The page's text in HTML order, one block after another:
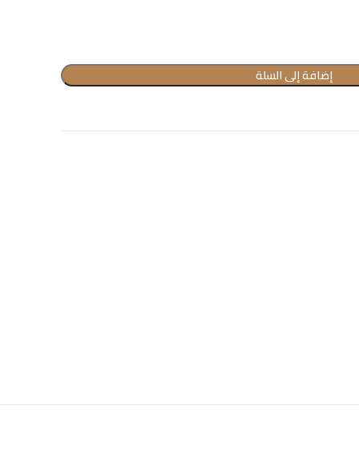
إضافة إلى السلة